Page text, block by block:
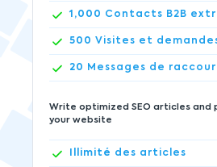
1,000 Contacts B2B
500 Visites et demandes
20 Messages de
Write optimized SEO articles and
your website
Illimité des articles